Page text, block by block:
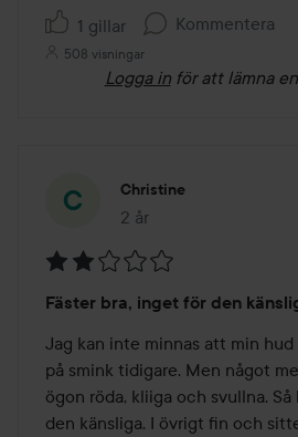
1 gillar Kommentera
508 visningar
Logga in för att lämna
Christine
2 år
Inlägget skapades 2 år
2
av
5
Fäster bra, inget för den
Jag kan inte minnas att min
på smink tidigare. Men något
ögon röda, kliiga och svullna.
den känsliga. I övrigt fin och